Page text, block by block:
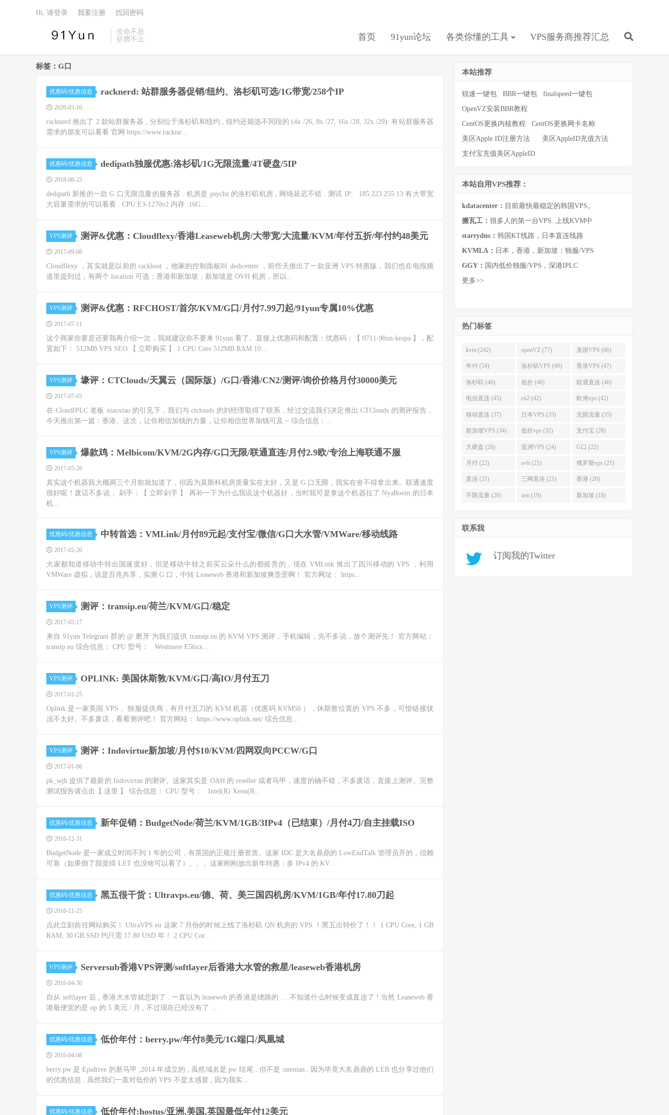
生命不息
折腾不止
首页 91yun论坛 各类你懂的工具 VPS服务商推荐汇总
Hi, 请登录 我要注册 找回密码
标签：G口
优惠码/优惠信息 racknerd: 站群服务器促销/纽约、洛杉矶可选/1G带宽/258个IP
2020-03-10
racknerd 推出了 2 款站群服务器 , 分别位于洛杉矶和纽约 , 纽约还能选不同段的 (4x /26, 8x /27, 16x /28, 32x /29). 有站群服务器
需求的朋友可以看看 官网 https://www.rackne...
优惠码/优惠信息 dedipath独服优惠:洛杉矶/1G无限流量/4T硬盘/5IP
2018-08-23
dedipath 新推的一款 G 口无限流量的服务器 . 机房是 psychz 的洛杉矶机房 , 网络延迟不错 . 测试 IP: 185.223.255.13 有大带宽
大容量需求的可以看看 . CPU:E3-1270v2 内存 :16G...
VPS测评 测评&优惠：Cloudflexy/香港Leaseweb机房/大带宽/大流量/KVM/年付五折/年付约48美元
2017-09-08
Cloudflexy ，其实就是以前的 rackhost ，他家的控制面板叫 dedicenter ，前些天推出了一款亚洲 VPS 特惠版，我们也在电报频
道里提到过，有两个 location 可选：香港和新加坡，新加坡是 OVH 机房，所以...
VPS测评 测评&优惠：RFCHOST/首尔/KVM/G口/月付7.99刀起/91yun专属10%优惠
2017-07-11
这个商家你要是还要我再介绍一次，我就建议你不要来 91yun 看了。直接上优惠码和配置：优惠码：【 0711-90on-kespa 】，配
置如下： 512MB VPS SEO 【 立即购买 】 1 CPU Core 512MB RAM 10...
VPS测评 壕评：CTClouds/天翼云（国际版）/G口/香港/CN2/测评/询价价格月付30000美元
2017-07-03
在 CloudIPLC 老板 xiaoxiao 的引见下，我们与 ctclouds 的刘经理取得了联系，经过交流我们决定推出 CTClouds 的测评报告，
今天推出第一篇：香港。这次，让你相信加钱的力量，让你相信世界加钱可及 ~ 综合信息：...
VPS测评 爆款鸡：Melbicom/KVM/2G内存/G口无限/联通直连/月付2.9欧/专治上海联通不服
2017-05-26
其实这个机器我大概两三个月前就知道了，但因为莫斯科机房质量实在太好，又是 G 口无限，我实在舍不得拿出来。联通速度
很好呢！废话不多说， 剁手：【 立即剁手 】 再补一下为什么我说这个机器好，当时我可是拿这个机器拉了 NyaBoom 的日本
机...
优惠码/优惠信息 中转首选：VMLink/月付89元起/支付宝/微信/G口大水管/VMWare/移动线路
2017-02-20
大家都知道移动中转出国速度好，但是移动中转之前买云朵什么的都挺贵的，现在 VMLink 推出了四川移动的 VPS ，利用
VMWare 虚拟，说是百兆共享，实测 G 口，中转 Leaseweb 香港和新加坡爽歪歪啊！ 官方网址： https...
VPS测评 测评：transip.eu/荷兰/KVM/G口/稳定
2017-02-17
来自 91yun Telegram 群的 @ 磨牙 为我们提供 transip.eu 的 KVM VPS 测评，手机编辑，先不多说，放个测评先！ 官方网站：
transip.eu 综合信息： CPU 型号： Westmere E56xx...
VPS测评 OPLINK: 美国休斯敦/KVM/G口/高IO/月付五刀
2017-01-25
Oplink 是一家美国 VPS 、独服提供商，有月付五刀的 KVM 机器（优惠码 KVM50 ），休斯敦位置的 VPS 不多，可惜链接状
况不太好。不多废话，看看测评吧！ 官方网站： https://www.oplink.net/ 综合信息...
VPS测评 测评：Indovirtue新加坡/月付$10/KVM/四网双向PCCW/G口
2017-01-06
pk_wjh 提供了最新的 Indovirtue 的测评。这家其实是 OAH 的 reseller 或者马甲，速度的确不错，不多废话，直接上测评。完整
测试报告请点击【 这里 】 综合信息： CPU 型号： Intel(R) Xeon(R...
优惠码/优惠信息 新年促销：BudgetNode/荷兰/KVM/1GB/3IPv4（已结束）/月付4刀/自主挂载ISO
2016-12-31
BudgetNode 是一家成立时间不到 1 年的公司，有英国的正规注册资质。这家 IDC 是大名鼎鼎的 LowEndTalk 管理员开的，信赖
可靠（如果倒了我觉得 LET 也没啥可以看了）。。。这家刚刚放出新年特惠：多 IPv4 的 KV...
优惠码/优惠信息 黑五很干货：Ultravps.eu/德、荷、美三国四机房/KVM/1GB/年付17.80刀起
2016-11-25
点此立刻前往网站购买！ UltraVPS.eu 这家 7 月份的时候上线了洛杉矶 QN 机房的 VPS ！黑五出特价了！！ 1 CPU Core, 1 GB
RAM, 30 GB SSD 约只需 17.80 USD 年！ 2 CPU Cor...
VPS测评 Serversub香港VPS评测/softlayer后香港大水管的救星/leaseweb香港机房
2016-04-30
自从 softlayer 后 , 香港大水管就悲剧了 . 一直以为 leaseweb 的香港是绕路的 … 不知道什么时候变成直连了 ! 当然 Leaseweb 香
港最便宜的是 op 的 5 美元 / 月 , 不过现在已经没有了 ...
优惠码/优惠信息 低价年付：berry.pw/年付8美元/1G端口/凤凰城
2016-04-08
berry.pw 是 Epidrive 的新马甲 ,2014 年成立的 , 虽然域名是 pw 结尾 , 但不是 oneman.. 因为毕竟大名鼎鼎的 LEB 也分享过他们
的优惠信息 . 虽然我们一直对低价的 VPS 不是太感冒 , 因为我实...
优惠码/优惠信息 低价年付:hostus/亚洲,美国,英国最低年付12美元
本站推荐
锐速一键包 BBR一键包
finalspeed一键包
OpenVZ安装BBR教程
CentOS更换内核教程
CentOS更换网卡名称
美区Apple ID注册方法
美区AppleID充值方法
支付宝充值美区AppleID
本站自用VPS推荐：
kdatacenter： 目前最快最稳定的韩国VPS。
搬瓦工： 很多人的第一台VPS..上线KVM中
starrydns： 韩国KT线路，日本直连线路
KVMLA： 日本，香港，新加坡：独服/VPS
GGY： 国内低价独服/VPS，深港IPLC
更多>>
热门标签
kvm (242) openVZ (77) 美国VPS (66)
年付 (54) 洛杉矶VPS (49) 香港VPS (47)
洛杉矶 (46) 低价 (46) 联通直连 (46)
电信直连 (45) cn2 (42) 欧洲vps (42)
移动直连 (37) 日本VPS (35) 无限流量 (35)
新加坡VPS (34) 低价vps (32) 支付宝 (28)
大硬盘 (26) 亚洲VPS (24) G口 (22)
月付 (22) ovh (21) 俄罗斯vps (21)
直连 (21) 三网直连 (21) 香港 (20)
不限流量 (20) xen (19) 新加坡 (18)
联系我
订阅我的Twitter